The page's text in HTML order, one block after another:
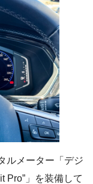
ルメーター「デジ
Pro”」を装備して